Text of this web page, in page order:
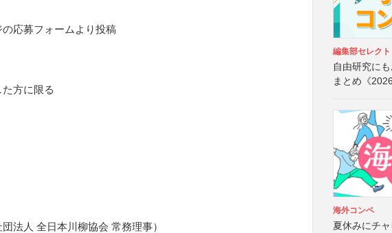
応募フォームより投稿
方に限る
法人 全日本川柳協会 常務理事）
編集部セレクト
自由研究に
まとめ《2026
海外コンペ
夏休みにチ